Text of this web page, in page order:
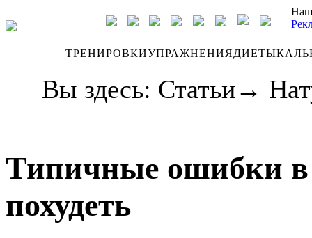
ТРЕНИРОВКИУПРАЖНЕНИЯДИЕТЫ
Вы здесь: Статьи→
Типичные ошибки
похудеть